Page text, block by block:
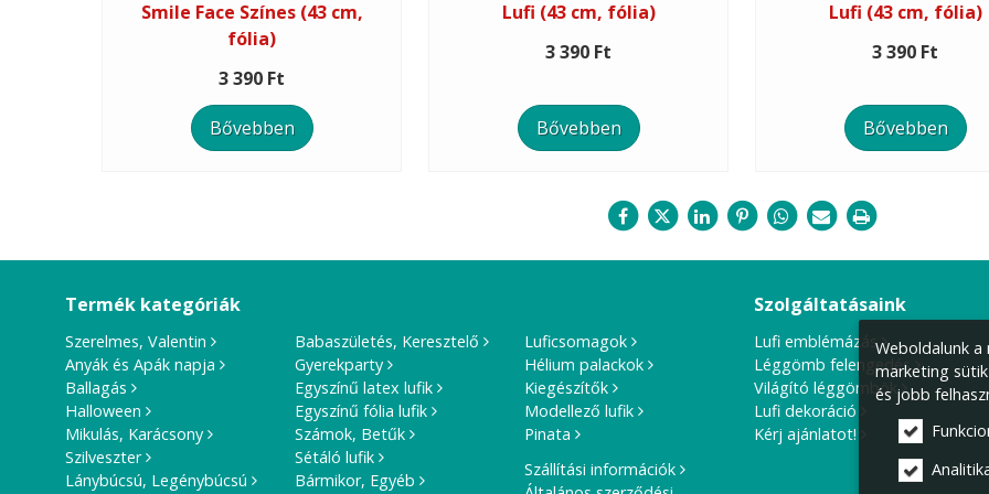
Smile Face Színes (43 cm,
fólia)
3 390 Ft
Bővebben
Lufi (43 cm, fólia)
3 390 Ft
Bővebben
Lufi (43 cm, fólia)
3 390 Ft
Bővebben
Termék kategóriák
Szerelmes, Valentin
Anyák és Apák napja
Ballagás
Halloween
Mikulás, Karácsony
Szilveszter
Lánybúcsú, Legénybúcsú
Babaszületés, Keresztelő
Gyerekparty
Egyszínű latex lufik
Egyszínű fólia lufik
Számok, Betűk
Sétáló lufik
Bármikor, Egyéb
Luficsomagok
Hélium palackok
Kiegészítők
Modellező lufik
Pinata
Szállítási információk
Szolgáltatásaink
Lufi emblémázás
Léggömb felengedés
Világító léggömbök
Lufi dekoráció
Kérj ajánlatot!
Weboldalunk
marketing
és jobb